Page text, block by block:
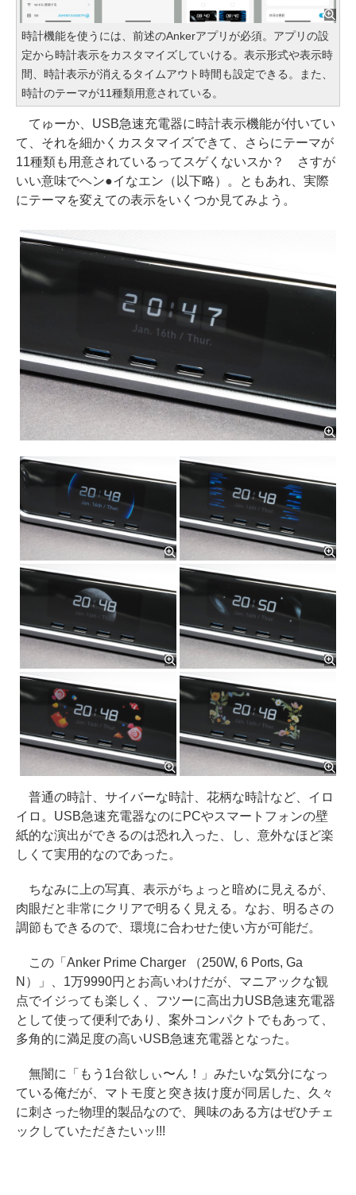
時計機能を使うには、前述のAnkerアプリが必須。アプリの設
定から時計表示をカスタマイズしていける。表示形式や表示時
間、時計表示が消えるタイムアウト時間も設定できる。また、
時計のテーマが11種類用意されている。
てゅーか、USB急速充電器に時計表示機能が付いてい
て、それを細かくカスタマイズできて、さらにテーマが
11種類も用意されているってスゲくないスか？ さすが
いい意味でヘン●イなエン（以下略）。ともあれ、実際
にテーマを変えての表示をいくつか見てみよう。
普通の時計、サイバーな時計、花柄な時計など、イロ
イロ。USB急速充電器なのにPCやスマートフォンの壁
紙的な演出ができるのは恐れ入った、し、意外なほど楽
しくて実用的なのであった。
ちなみに上の写真、表示がちょっと暗めに見えるが、
肉眼だと非常にクリアで明るく見える。なお、明るさの
調節もできるので、環境に合わせた使い方が可能だ。
この「Anker Prime Charger （250W, 6 Ports, Ga
N）」、1万9990円とお高いわけだが、マニアックな観
点でイジっても楽しく、フツーに高出力USB急速充電器
として使って便利であり、案外コンパクトでもあって、
多角的に満足度の高いUSB急速充電器となった。
無闇に「もう1台欲しぃ〜ん！」みたいな気分になっ
ている俺だが、マトモ度と突き抜け度が同居した、久々
に刺さった物理的製品なので、興味のある方はぜひチェ
ックしていただきたいッ!!!